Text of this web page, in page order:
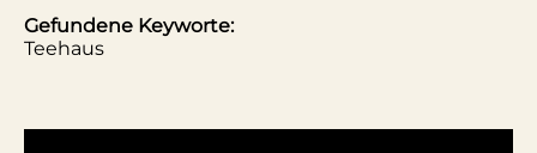
Gefundene Keyworte:
Teehaus